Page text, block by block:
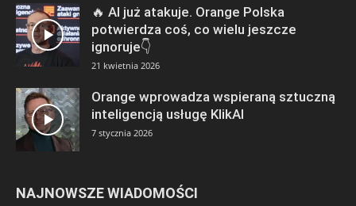
🔥 AI już atakuje. Orange Polska
potwierdza coś, co wielu jeszcze
ignoruje👇
21 kwietnia 2026
Orange wprowadza wspieraną sztuczną
inteligencją usługę KlikAI
7 stycznia 2026
NAJNOWSZE WIADOMOŚCI